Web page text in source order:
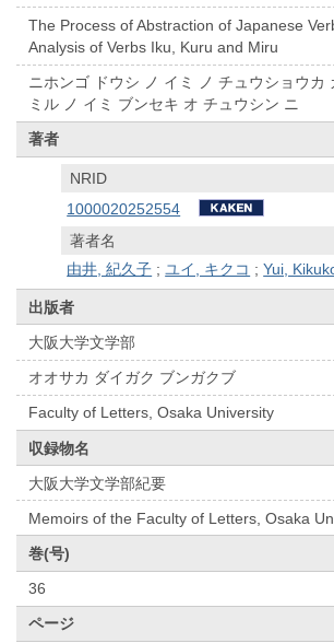
The Process of Abstraction of Japanese
Analysis of Verbs Iku, Kuru and Miru
ニホンゴ ドウシ ノ イミ ノ チュウショウカ
ミル ノ イミ ブンセキ オ チュウシン ニ
著者
NRID
1000020252554
著者名
由井, 紀久子 ; ユイ, キクコ ;Yui,
出版者
大阪大学文学部
オオサカ ダイガク ブンガクブ
Faculty of Letters, Osaka University
収録物名
大阪大学文学部紀要
Memoirs of the Faculty of Letters, Osaka
巻(号)
36
ページ